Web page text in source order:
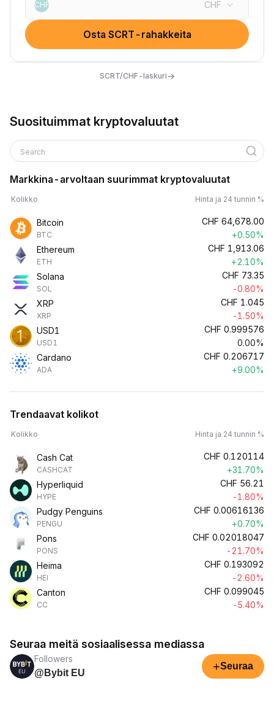
CHF CHF
Osta SCRT-rahakkeita
SCRT/CHF-laskuri→
Suosituimmat kryptovaluutat
Search
Markkina-arvoltaan suurimmat kryptovaluutat
Kolikko Hinta ja 24 tunnin %
Bitcoin
BTC
CHF 64,678.00
+0.50%
Ethereum
ETH
CHF 1,913.06
+2.10%
Solana
SOL
CHF 73.35
-0.80%
XRP
XRP
CHF 1.045
-1.50%
USD1
USD1
CHF 0.999576
0.00%
Cardano
ADA
CHF 0.206717
+9.00%
Trendaavat kolikot
Kolikko Hinta ja 24 tunnin %
Cash Cat
CASHCAT
CHF 0.120114
+31.70%
Hyperliquid
HYPE
CHF 56.21
-1.80%
Pudgy Penguins
PENGU
CHF 0.00616136
+0.70%
Pons
PONS
CHF 0.02018047
-21.70%
Heima
HEI
CHF 0.193092
-2.60%
Canton
CC
CHF 0.099045
-5.40%
Seuraa meitä sosiaalisessa mediassa
Followers
@Bybit EU
+Seuraa